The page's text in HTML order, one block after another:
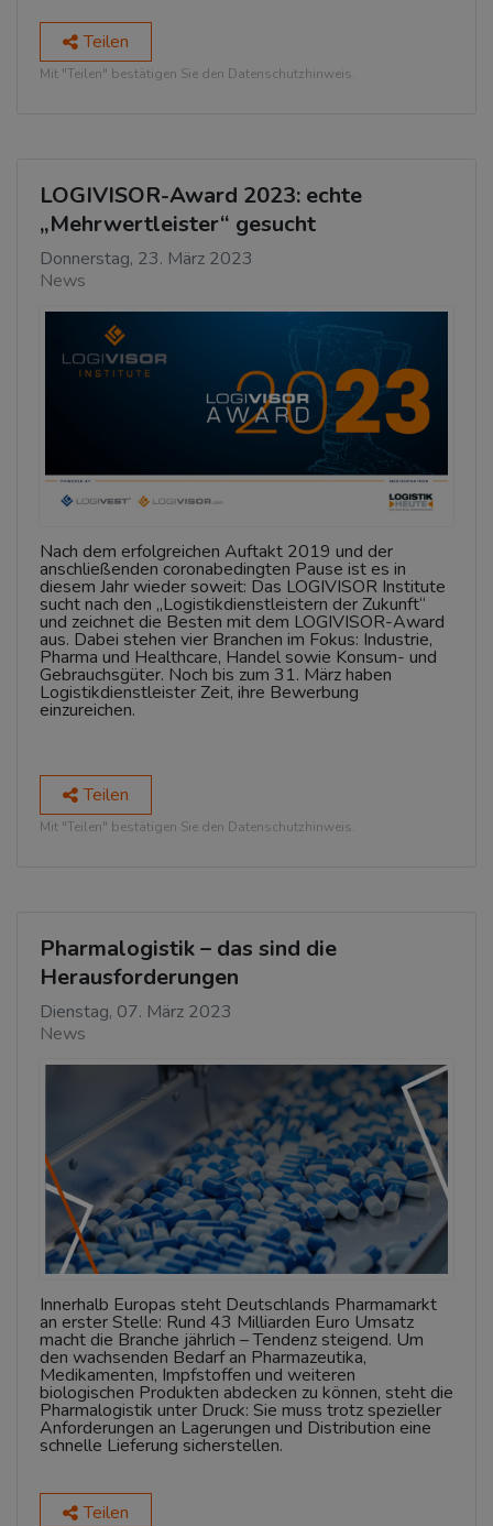
Teilen
Mit "Teilen" bestätigen Sie den Datenschutzhinweis.
LOGIVISOR-Award 2023: echte
„Mehrwertleister“ gesucht
Donnerstag, 23. März 2023
News
Nach dem erfolgreichen Auftakt 2019 und der
anschließenden coronabedingten Pause ist es in
diesem Jahr wieder soweit: Das LOGIVISOR Institute
sucht nach den „Logistikdienstleistern der Zukunft“
und zeichnet die Besten mit dem LOGIVISOR-Award
aus. Dabei stehen vier Branchen im Fokus: Industrie,
Pharma und Healthcare, Handel sowie Konsum- und
Gebrauchsgüter. Noch bis zum 31. März haben
Logistikdienstleister Zeit, ihre Bewerbung
einzureichen.
Teilen
Mit "Teilen" bestätigen Sie den Datenschutzhinweis.
Pharmalogistik – das sind die
Herausforderungen
Dienstag, 07. März 2023
News
Innerhalb Europas steht Deutschlands Pharmamarkt
an erster Stelle: Rund 43 Milliarden Euro Umsatz
macht die Branche jährlich – Tendenz steigend. Um
den wachsenden Bedarf an Pharmazeutika,
Medikamenten, Impfstoffen und weiteren
biologischen Produkten abdecken zu können, steht die
Pharmalogistik unter Druck: Sie muss trotz spezieller
Anforderungen an Lagerungen und Distribution eine
schnelle Lieferung sicherstellen.
Teilen